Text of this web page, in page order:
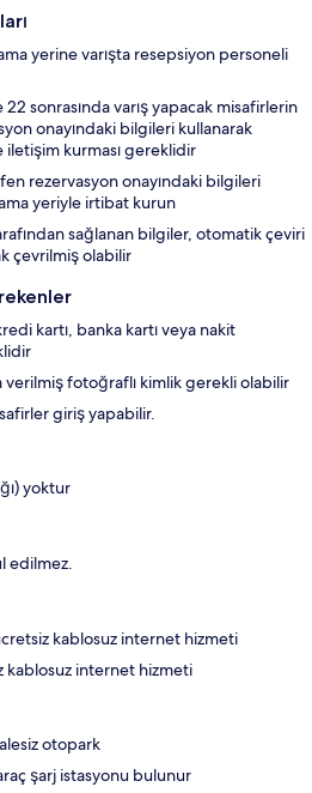
yerine varışta resepsiyon personeli
sonrasında varış yapacak misafirlerin
onayındaki bilgileri kullanarak
iletişim kurması gereklidir
rezervasyon onayındaki bilgileri
yeriyle irtibat kurun
sağlanan bilgiler, otomatik çeviri
çevrilmiş olabilir
kartı, banka kartı veya nakit
verilmiş fotoğraflı kimlik gerekli olabilir
giriş yapabilir.
yoktur
edilmez.
kablosuz internet hizmeti
kablosuz internet hizmeti
otopark
şarj istasyonu bulunur